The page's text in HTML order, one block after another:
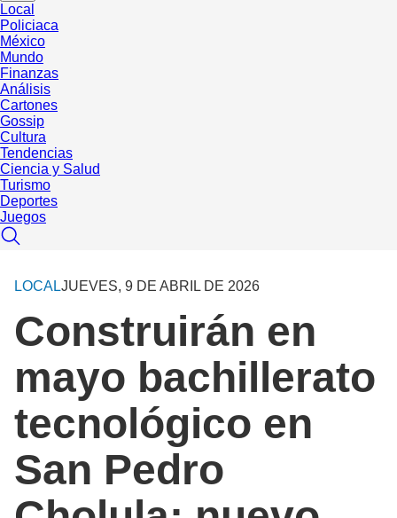
Local
Policiaca
México
Mundo
Finanzas
Análisis
Cartones
Gossip
Cultura
Tendencias
Ciencia y Salud
Turismo
Deportes
Juegos
LOCALJUEVES, 9 DE ABRIL DE 2026
Construirán en
mayo bachillerato
tecnológico en
San Pedro